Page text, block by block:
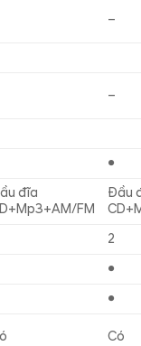
–
–
●
đĩa
FM
Đầu
2
●
●
Có